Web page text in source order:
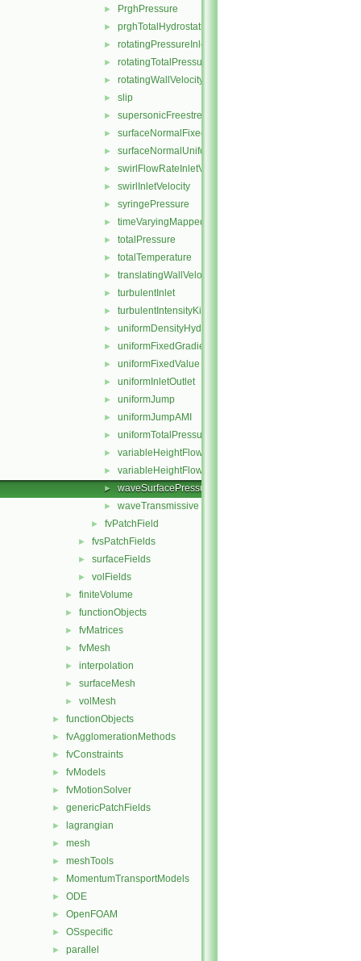
► PrghPressure
► prghTotalHydrostaticPressure
► rotatingPressureInletOutletVelocity
► rotatingTotalPressure
► rotatingWallVelocity
► slip
► supersonicFreestream
► surfaceNormalFixedValue
► surfaceNormalUniformFixedValue
► swirlFlowRateInletVelocity
► swirlInletVelocity
► syringePressure
► timeVaryingMappedFixedValue
► totalPressure
► totalTemperature
► translatingWallVelocity
► turbulentInlet
► turbulentIntensityKineticEnergyInlet
► uniformDensityHydrostaticPressure
► uniformFixedGradient
► uniformFixedValue
► uniformInletOutlet
► uniformJump
► uniformJumpAMI
► uniformTotalPressure
► variableHeightFlowRate
► variableHeightFlowRateInletVelocity
► waveSurfacePressure
► waveTransmissive
► fvPatchField
► fvsPatchFields
► surfaceFields
► volFields
► finiteVolume
► functionObjects
► fvMatrices
► fvMesh
► interpolation
► surfaceMesh
► volMesh
► functionObjects
► fvAgglomerationMethods
► fvConstraints
► fvModels
► fvMotionSolver
► genericPatchFields
► lagrangian
► mesh
► meshTools
► MomentumTransportModels
► ODE
► OpenFOAM
► OSspecific
► parallel